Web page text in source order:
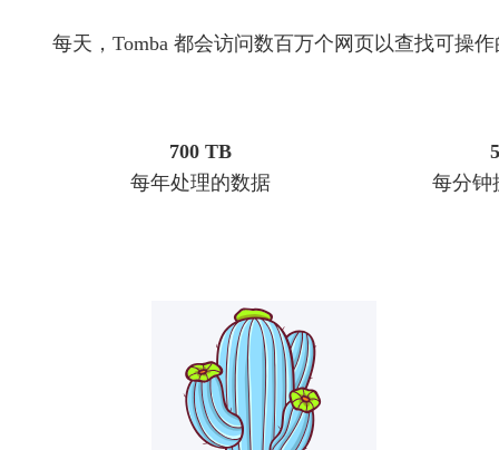
每天，Tomba 都会访问数百万个网页以查找可操
700 TB
每年处理的数据
每分钟